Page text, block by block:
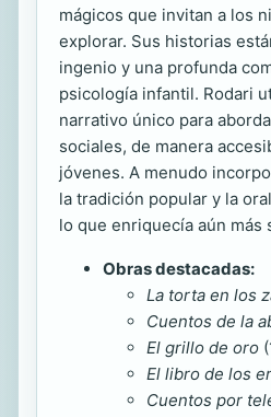
mágicos que invitan a los
explorar. Sus historias
ingenio y una profunda
psicología infantil. Rodari
narrativo único para
sociales, de manera
jóvenes. A menudo
la tradición popular y la
lo que enriquecía aún más
Obras destacadas:
La torta en los
Cuentos de la
El grillo de oro
El libro de los
Cuentos por